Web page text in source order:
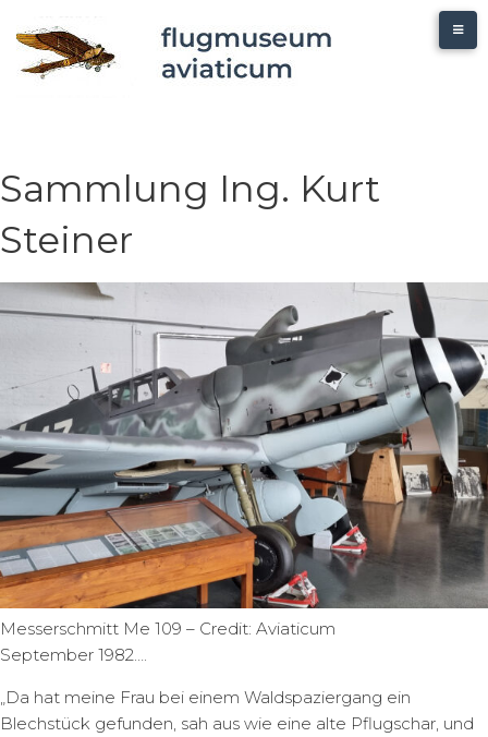
Sammlung Ing. Kurt
Steiner
Messerschmitt Me 109 – Credit: Aviaticum
September 1982….
„Da hat meine Frau bei einem Waldspaziergang ein
Blechstück gefunden, sah aus wie eine alte Pflugschar, und